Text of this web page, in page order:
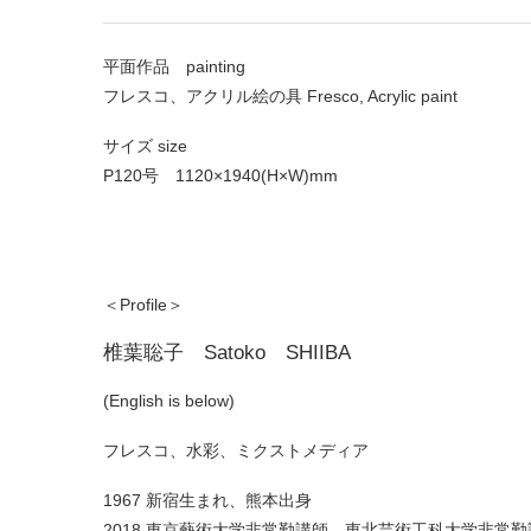
平面作品 painting
フレスコ、アクリル絵の具 Fresco, Acrylic paint
サイズ size
P120号 1120×1940(H×W)mm
＜Profile＞
椎葉聡子 Satoko SHIIBA
(English is below)
フレスコ、水彩、ミクストメディア
1967 新宿生まれ、熊本出身